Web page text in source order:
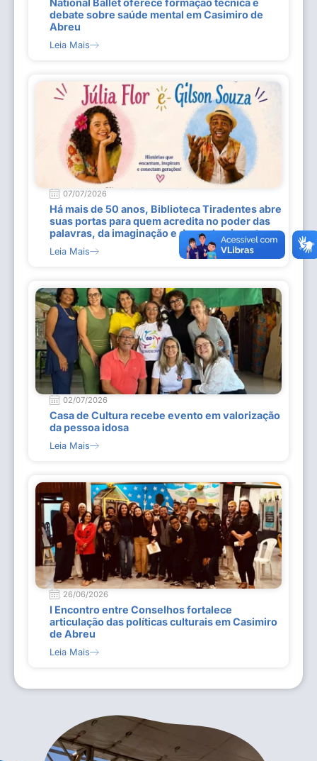
debate sobre saúde mental em Casimiro de
Abreu
Leia Mais
07/07/2026
Há mais de 50 anos, Biblioteca Tiradentes abre
suas portas para quem acredita no poder das
palavras, da imaginação e do conhecimento
Leia Mais
02/07/2026
Casa de Cultura recebe evento em valorização
da pessoa idosa
Leia Mais
26/06/2026
I Encontro entre Conselhos fortalece
articulação das políticas culturais em Casimiro
de Abreu
Leia Mais